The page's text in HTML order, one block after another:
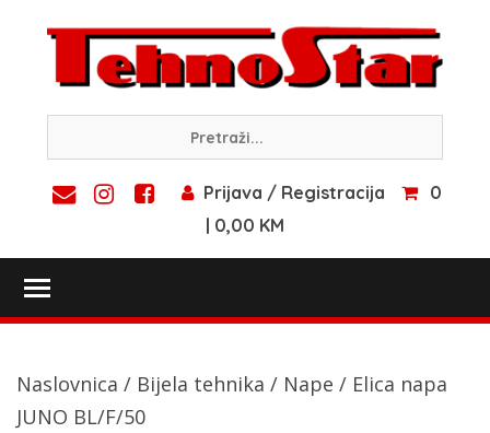
content
Prijava / Registracija
0
| 0,00 KM
Naslovnica / Bijela tehnika / Nape / Elica napa
JUNO BL/F/50